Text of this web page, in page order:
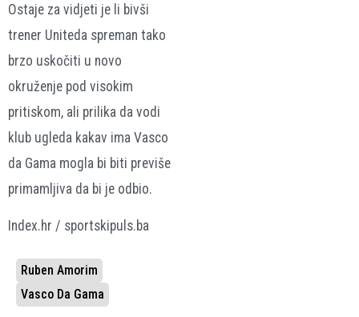
Ostaje za vidjeti je li bivši
trener Uniteda spreman tako
brzo uskočiti u novo
okruženje pod visokim
pritiskom, ali prilika da vodi
klub ugleda kakav ima Vasco
da Gama mogla bi biti previše
primamljiva da bi je odbio.
Index.hr / sportskipuls.ba
Ruben Amorim
Vasco Da Gama